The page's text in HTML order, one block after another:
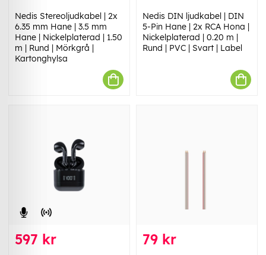
Nedis Stereoljudkabel | 2x
6.35 mm Hane | 3.5 mm
Hane | Nickelplaterad | 1.50
m | Rund | Mörkgrå |
Kartonghylsa
Nedis DIN ljudkabel | DIN
5-Pin Hane | 2x RCA Hona |
Nickelplaterad | 0.20 m |
Rund | PVC | Svart | Label
597 kr 79 kr